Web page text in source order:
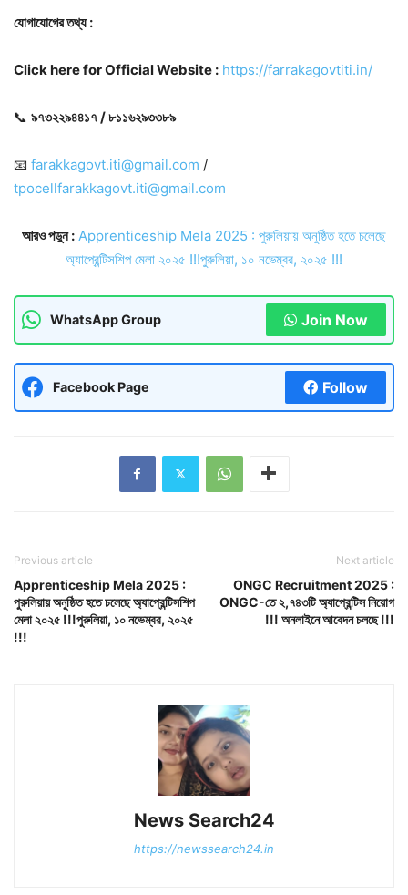
যোগাযোগের তথ্য :
Click here for Official Website : https://farrakagovtiti.in/
📞 ৯৭৩২২৯৪৪১৭ / ৮১১৬২৯৩৩৮৯
📧 farakkagovt.iti@gmail.com /
tpocellfarakkagovt.iti@gmail.com
আরও পড়ুন : Apprenticeship Mela 2025 : পুরুলিয়ায় অনুষ্ঠিত হতে চলেছে
অ্যাপ্রেন্টিসশিপ মেলা ২০২৫ !!!পুরুলিয়া, ১০ নভেম্বর, ২০২৫ !!!
WhatsApp Group Join Now
Facebook Page Follow
Previous article
Apprenticeship Mela 2025 :
পুরুলিয়ায় অনুষ্ঠিত হতে চলেছে অ্যাপ্রেন্টিসশিপ
মেলা ২০২৫ !!!পুরুলিয়া, ১০ নভেম্বর, ২০২৫
!!!
Next article
ONGC Recruitment 2025 :
ONGC-তে ২,৭৪৩টি অ্যাপ্রেন্টিস নিয়োগ
!!! অনলাইনে আবেদন চলছে !!!
News Search24
https://newssearch24.in